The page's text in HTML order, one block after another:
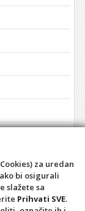
za uredan
bi osigurali
slažete sa
Prihvati SVE.